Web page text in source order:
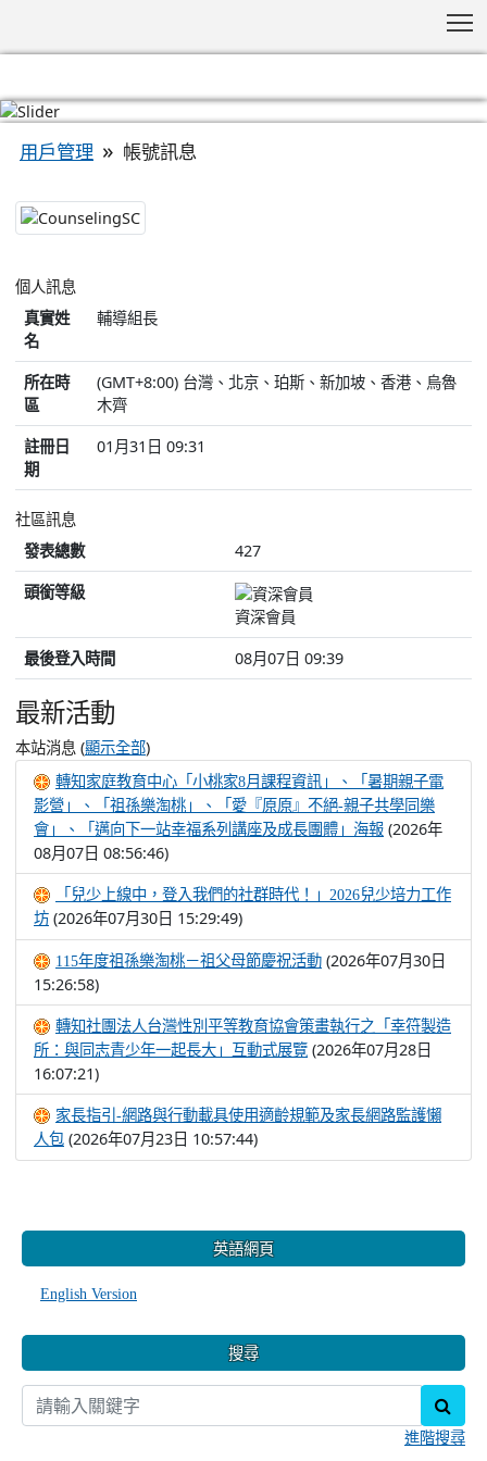
用戶管理 » 帳號訊息
個人訊息
真實姓
名
輔導組長
所在時
區
(GMT+8:00) 台灣、北京、珀斯、新加坡、香港、烏魯
木齊
註冊日
期
01月31日 09:31
社區訊息
發表總數
427
頭銜等級
資深會員
最後登入時間 08月07日 09:39
最新活動
本站消息 (顯示全部)
轉知家庭教育中心「小桃家8月課程資訊」、「暑期親子電
影營」、「祖孫樂淘桃」、「愛『原原』不絕-親子共學同樂
會」、「邁向下一站幸福系列講座及成長團體」海報 (2026年
08月07日 08:56:46)
「兒少上線中，登入我們的社群時代！」2026兒少培力工作
坊 (2026年07月30日 15:29:49)
115年度祖孫樂淘桃－祖父母節慶祝活動 (2026年07月30日
15:26:58)
轉知社團法人台灣性別平等教育協會策畫執行之「幸符製造
所：與同志青少年一起長大」互動式展覽 (2026年07月28日
16:07:21)
家長指引-網路與行動載具使用適齡規範及家長網路監護懶
人包 (2026年07月23日 10:57:44)
英語網頁
English Version
搜尋
進階搜尋